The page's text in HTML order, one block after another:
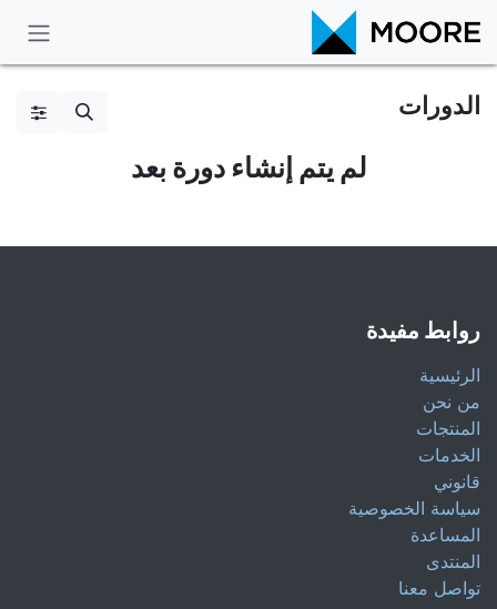
تخطي للذهاب إلى المحتوى
الدورات
لم يتم إنشاء دورة بعد
روابط مفيدة
الرئيسية
من نحن
المنتجات
الخدمات
قانوني
سياسة الخصوصية
المساعدة
المنتدى
تواصل معنا